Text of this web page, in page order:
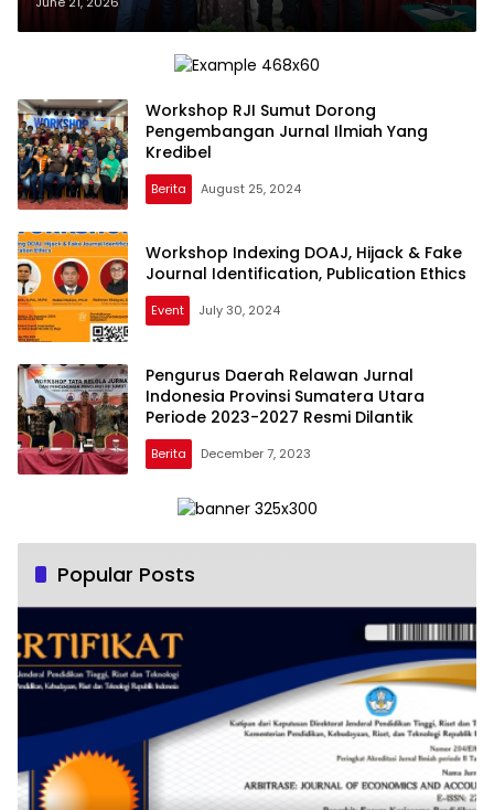
Jurnal Ilmiah di UIN Sumatera
Workshop RJI Sumut Dorong
Pengembangan Jurnal Ilmiah Yang
Kredibel
Berita August 25, 2024
Workshop Indexing DOAJ, Hijack & Fake
Journal Identification, Publication Ethics
Event July 30, 2024
Pengurus Daerah Relawan Jurnal
Indonesia Provinsi Sumatera Utara
Periode 2023-2027 Resmi Dilantik
Berita December 7, 2023
Popular Posts